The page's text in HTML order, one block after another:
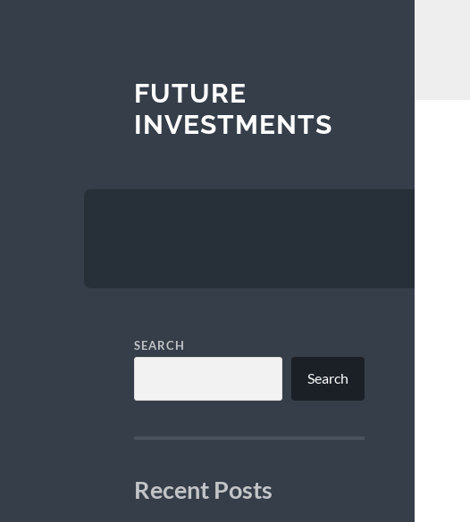
FUTURE
INVESTMENTS
SEARCH
Search
Recent Posts